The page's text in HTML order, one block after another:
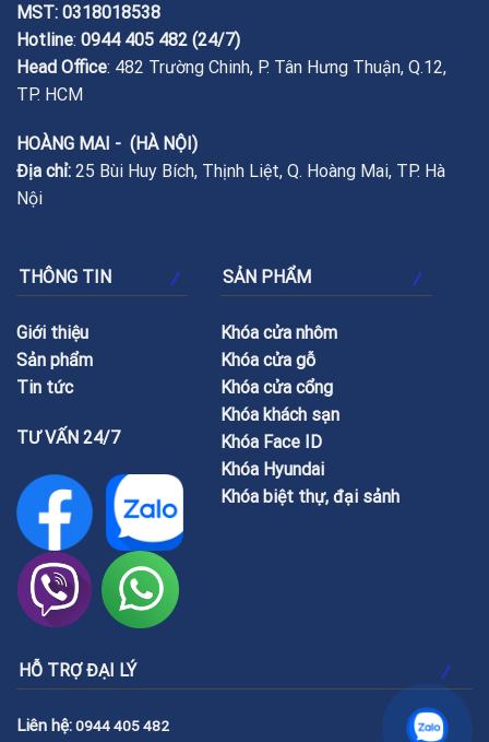
MST: 0318018538
Hotline: 0944 405 482 (24/7)
Head Office: 482 Trường Chinh, P. Tân Hưng Thuận, Q.12,
TP. HCM
HOÀNG MAI - (HÀ NỘI)
Địa chỉ: 25 Bùi Huy Bích, Thịnh Liệt, Q. Hoàng Mai, TP. Hà
Nội
THÔNG TIN
Giới thiệu
Sản phẩm
Tin tức
TƯ VẤN 24/7
SẢN PHẨM
Khóa cửa nhôm
Khóa cửa gỗ
Khóa cửa cổng
Khóa khách sạn
Khóa Face ID
Khóa Hyundai
Khóa biệt thự, đại sảnh
HỖ TRỢ ĐẠI LÝ
Liên hệ:0944 405 482